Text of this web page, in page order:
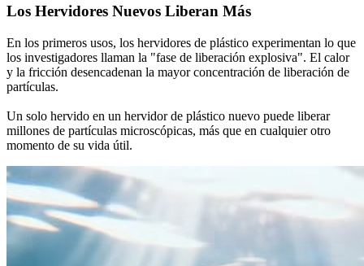
Los Hervidores Nuevos Liberan Más
En los primeros usos, los hervidores de plástico experimentan lo que
los investigadores llaman la "fase de liberación explosiva". El calor
y la fricción desencadenan la mayor concentración de liberación de
partículas.
Un solo hervido en un hervidor de plástico nuevo puede liberar
millones de partículas microscópicas, más que en cualquier otro
momento de su vida útil.